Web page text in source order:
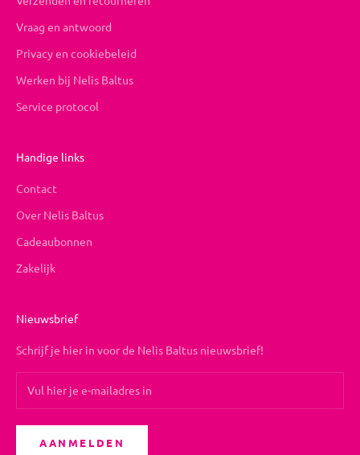
Vraag en antwoord
Privacy en cookiebeleid
Werken bij Nelis Baltus
Service protocol
Handige links
Contact
Over Nelis Baltus
Cadeaubonnen
Zakelijk
Nieuwsbrief
Schrijf je hier in voor de Nelis Baltus nieuwsbrief!
AANMELDEN